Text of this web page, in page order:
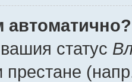
автоматично?
статус
престане